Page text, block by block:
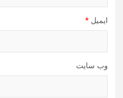
ایمیل *
وب‌ سایت